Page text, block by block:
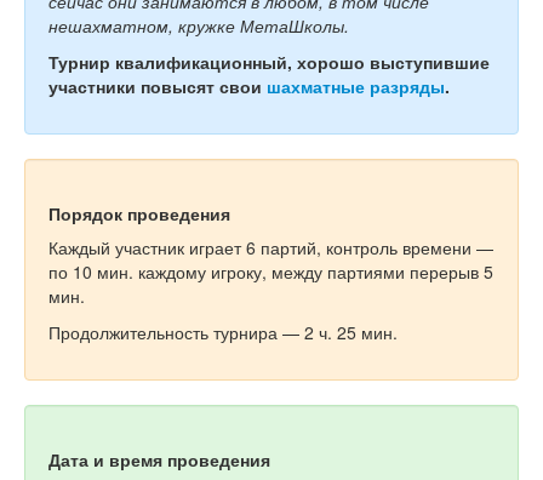
нешахматном, кружке МетаШколы.
Турнир квалификационный, хорошо выступившие
участники повысят свои шахматные разряды.
Порядок проведения
Каждый участник играет 6 партий, контроль времени —
по 10 мин. каждому игроку, между партиями перерыв 5
мин.
Продолжительность турнира — 2 ч. 25 мин.
Дата и время проведения